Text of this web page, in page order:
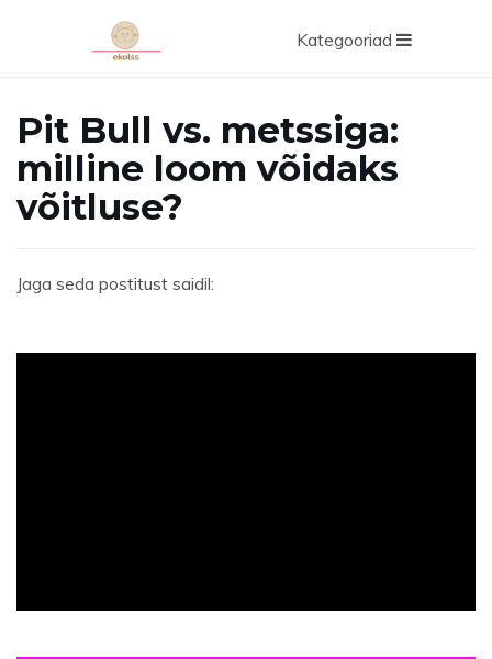
Kategooriad
Pit Bull vs. metssiga:
milline loom võidaks
võitluse?
Jaga seda postitust saidil: